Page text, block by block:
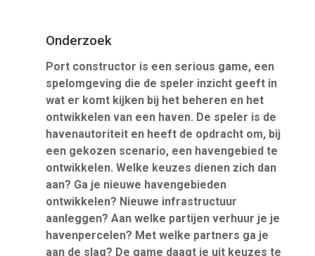
Onderzoek
Port constructor is een serious game, een
spelomgeving die de speler inzicht geeft in
wat er komt kijken bij het beheren en het
ontwikkelen van een haven. De speler is de
havenautoriteit en heeft de opdracht om, bij
een gekozen scenario, een havengebied te
ontwikkelen. Welke keuzes dienen zich dan
aan? Ga je nieuwe havengebieden
ontwikkelen? Nieuwe infrastructuur
aanleggen? Aan welke partijen verhuur je je
havenpercelen? Met welke partners ga je
aan de slag? De game daagt je uit keuzes te